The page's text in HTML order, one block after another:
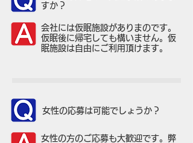
すか？
会社には仮眠施設がありまのです。
仮眠後に帰宅しても構いません。仮
眠施設は自由にご利用頂けます。
女性の応募は可能でしょうか？
女性の方のご応募も大歓迎です。弊